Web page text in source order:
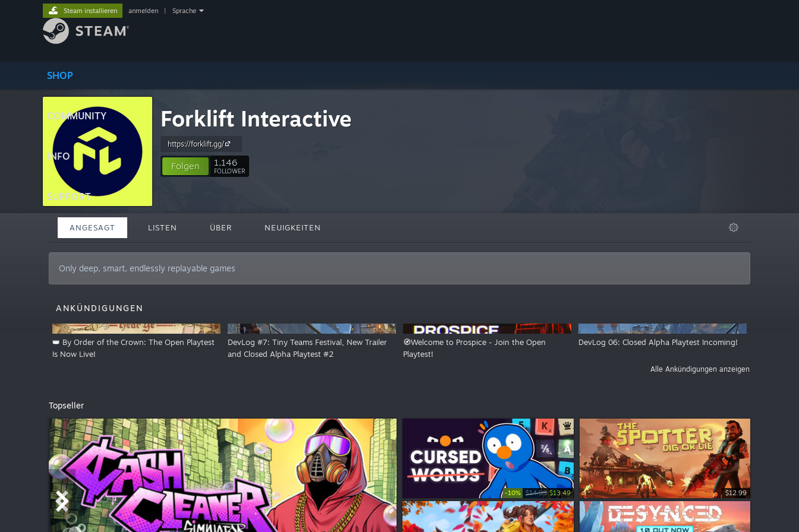
SHOP
COMMUNITY
INFO
SUPPORT
Steam installieren anmelden Sprache
Forklift Interactive
https://forklift.gg/
Folgen 1,146
FOLLOWER
ANGESAGT LISTEN ÜBER NEUIGKEITEN
Only deep, smart, endlessly replayable games
ANKÜNDIGUNGEN
👑 By Order of the Crown: The Open Playtest
Is Now Live!
DevLog #7: Tiny Teams Festival, New Trailer
and Closed Alpha Playtest #2
🧭Welcome to Prospice - Join the Open
Playtest!
DevLog 06: Closed Alpha Playtest Incoming!
Alle Ankündigungen anzeigen
Topseller
-10% $14.99 $13.49 $12.99
$9.99 $4.99